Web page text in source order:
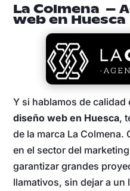
La Colmena –
web en Huesca
Y si hablamos de
diseño web en Huesca,
de la marca La Colmena.
en el sector del
garantizar grandes
llamativos, sin dejar a un